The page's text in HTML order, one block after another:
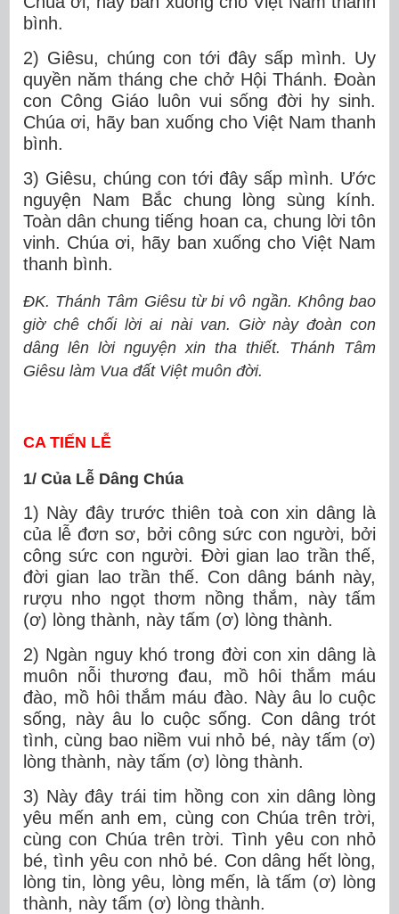
bình.
2) Giêsu, chúng con tới đây sấp mình. Uy
quyền năm tháng che chở Hội Thánh. Ðoàn
con Công Giáo luôn vui sống đời hy sinh.
Chúa ơi, hãy ban xuống cho Việt Nam thanh
bình.
3) Giêsu, chúng con tới đây sấp mình. Ước
nguyện Nam Bắc chung lòng sùng kính.
Toàn dân chung tiếng hoan ca, chung lời tôn
vinh. Chúa ơi, hãy ban xuống cho Việt Nam
thanh bình.
ĐK. Thánh Tâm Giêsu từ bi vô ngần. Không bao
giờ chê chối lời ai nài van. Giờ này đoàn con
dâng lên lời nguyện xin tha thiết. Thánh Tâm
Giêsu làm Vua đất Việt muôn đời.
CA TIẾN LỄ
1/ Của Lễ Dâng Chúa
1) Này đây trước thiên toà con xin dâng là
của lễ đơn sơ, bởi công sức con người, bởi
công sức con người. Đời gian lao trần thế,
đời gian lao trần thế. Con dâng bánh này,
rượu nho ngọt thơm nồng thắm, này tấm
(ơ) lòng thành, này tấm (ơ) lòng thành.
2) Ngàn nguy khó trong đời con xin dâng là
muôn nỗi thương đau, mồ hôi thắm máu
đào, mồ hôi thắm máu đào. Này âu lo cuộc
sống, này âu lo cuộc sống. Con dâng trót
tình, cùng bao niềm vui nhỏ bé, này tấm (ơ)
lòng thành, này tấm (ơ) lòng thành.
3) Này đây trái tim hồng con xin dâng lòng
yêu mến anh em, cùng con Chúa trên trời,
cùng con Chúa trên trời. Tình yêu con nhỏ
bé, tình yêu con nhỏ bé. Con dâng hết lòng,
lòng tin, lòng yêu, lòng mến, là tấm (ơ) lòng
thành, này tấm (ơ) lòng thành.